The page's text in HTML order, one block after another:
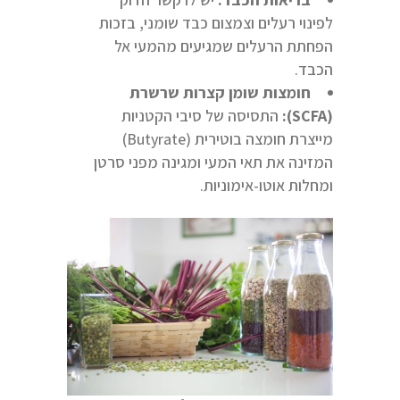
לפינוי רעלים וצמצום כבד שומני, בזכות
הפחתת הרעלים שמגיעים מהמעי אל
הכבד.
חומצות שומן קצרות שרשרת
(
SCFA
): התסיסה של סיבי הקטניות
מייצרת חומצה בוטירית (Butyrate)
המזינה את תאי המעי ומגינה מפני סרטן
ומחלות אוטו-אימוניות.